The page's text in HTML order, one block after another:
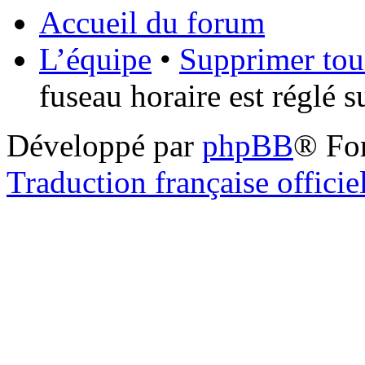
Accueil du forum
L’équipe • Supprimer
fuseau horaire est réglé
Développé par phpBB®
Traduction française